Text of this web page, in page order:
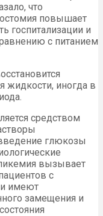
что
повышает
госпитализации и
с питанием
жидкости, иногда в
средством
глюкозы
вызывает
с
имеют
замещения и